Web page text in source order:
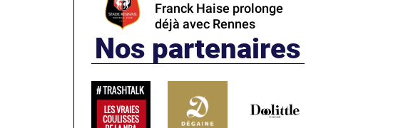
Franck Haise prolonge
déjà avec Rennes
Nos partenaires